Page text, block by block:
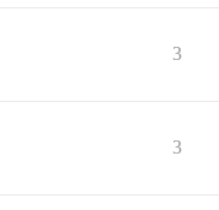
3
3